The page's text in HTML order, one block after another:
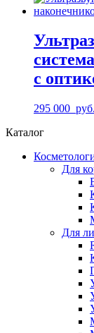
с
295 000 руб.
Каталог
Для
Для